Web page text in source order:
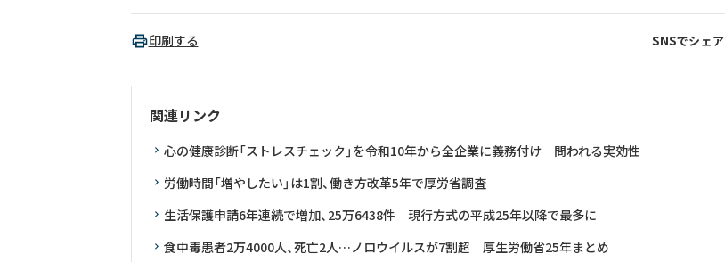
印刷する SNSでシェア
関連リンク
心の健康診断「ストレスチェック」を令和10年から全企業に義務付け 問われる実効性
労働時間「増やしたい」は1割、働き方改革5年で厚労省調査
生活保護申請6年連続で増加、25万6438件 現行方式の平成25年以降で最多に
食中毒患者2万4000人、死亡2人…ノロウイルスが7割超 厚生労働省25年まとめ